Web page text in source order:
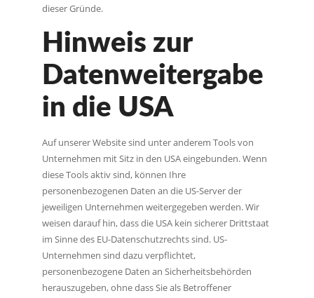
dieser Gründe.
Hinweis zur
Datenweitergabe
in die USA
Auf unserer Website sind unter anderem Tools von
Unternehmen mit Sitz in den USA eingebunden. Wenn
diese Tools aktiv sind, können Ihre
personenbezogenen Daten an die US-Server der
jeweiligen Unternehmen weitergegeben werden. Wir
weisen darauf hin, dass die USA kein sicherer Drittstaat
im Sinne des EU-Datenschutzrechts sind. US-
Unternehmen sind dazu verpflichtet,
personenbezogene Daten an Sicherheitsbehörden
herauszugeben, ohne dass Sie als Betroffener